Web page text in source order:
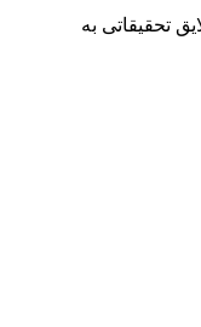
تحقیقاتی به